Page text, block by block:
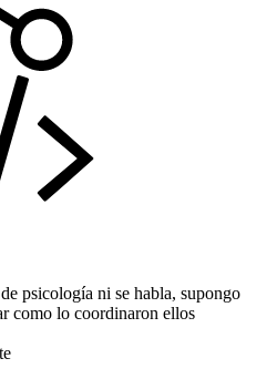
psicología ni se habla, supongo
como lo coordinaron ellos